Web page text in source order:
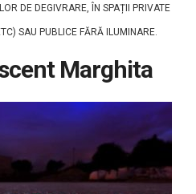
DE DEGIVRARE, ÎN SPAȚII PRIVATE
SAU PUBLICE FĂRĂ ILUMINARE.
Marghita